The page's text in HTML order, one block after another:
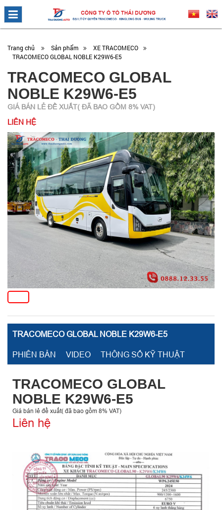
Trang chủ Sản phẩm
XE TRACOMECO
TRACOMECO GLOBAL NOBLE K29W6-E5
TRACOMECO GLOBAL
NOBLE K29W6-E5
GIÁ BÁN LẺ ĐỀ XUẤT( ĐÃ BAO GỒM 8% VAT)
LIÊN HỆ
TRACOMECO GLOBAL NOBLE K29W6-E5
PHIÊN BẢN VIDEO THÔNG SỐ KỸ THUẬT
TRACOMECO GLOBAL
NOBLE K29W6-E5
Giá bán lẻ đề xuất( đã bao gồm 8% VAT)
Liên hệ